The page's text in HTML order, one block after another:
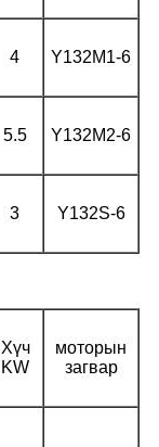
4 Y132M1-6
5.5 Y132M2-6
3 Y132S-6
Хүч
KW
моторын
загвар